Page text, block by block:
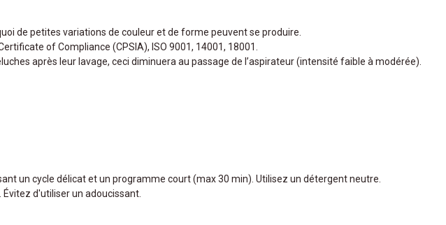
de petites variations de couleur et de forme peuvent se produire.
of Compliance (CPSIA), ISO 9001, 14001, 18001.
après leur lavage, ceci diminuera au passage de l’aspirateur (intensité faible à modérée).
un cycle délicat et un programme court (max 30 min). Utilisez un détergent neutre.
Évitez d'utiliser un adoucissant.